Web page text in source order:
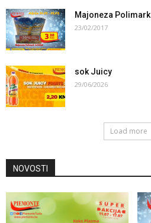
Majoneza Polimark
23/02/2017
sok Juicy
29/06/2026
Load more
NOVOSTI